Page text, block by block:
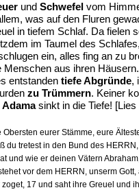
und Schwefel vom
was auf den Fluren
in tiefem Schlaf. Da
im Taumel des
ein, alles fing an zu
aus ihren
entstanden tiefe Abgründe,
zu Trümmern. Keiner
Adamasinkt in die Tiefe!
eurer Stämme, eure
tretest in den Bund des
und wie er deinen Vätern
vor dem HERRN, unserm
17 und saht ihre Greuel